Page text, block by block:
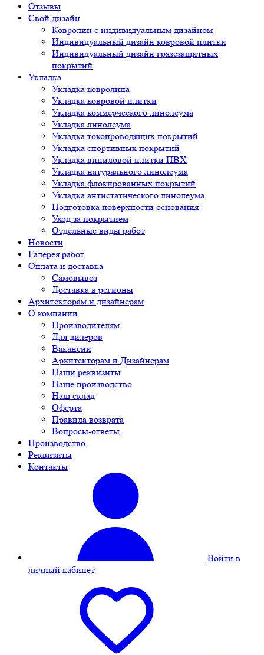
Отзывы
Свой дизайн
Ковролин с индивидуальным дизайном
Индивидуальный дизайн ковровой плитки
Индивидуальный дизайн грязезащитных
покрытий
Укладка
Укладка ковролина
Укладка ковровой плитки
Укладка коммерческого линолеума
Укладка линолеума
Укладка токопроводящих покрытий
Укладка спортивных покрытий
Укладка виниловой плитки ПВХ
Укладка натурального линолеума
Укладка флокированных покрытий
Укладка антистатического линолеума
Подготовка поверхности основания
Уход за покрытием
Отдельные виды работ
Новости
Галерея работ
Оплата и доставка
Самовывоз
Доставка в регионы
Архитекторам и дизайнерам
О компании
Производителям
Для дилеров
Вакансии
Архитекторам и Дизайнерам
Наши реквизиты
Наше производство
Наш склад
Оферта
Правила возврата
Вопросы-ответы
Производство
Реквизиты
Контакты
Войти в
личный кабинет